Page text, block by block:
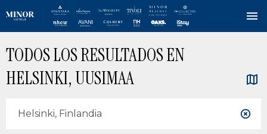
al
principal
TODOS LOS RESULTADOS EN
HELSINKI, UUSIMAA
Ubicación